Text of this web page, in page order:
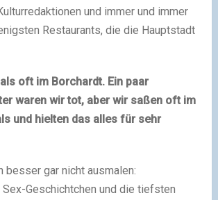
und immer und immer
Restaurants, die die Hauptstadt
oft im Borchardt. Ein paar
waren wir tot, aber wir saßen oft im
und hielten das alles für sehr
besser gar nicht ausmalen:
Geschichtchen und die tiefsten